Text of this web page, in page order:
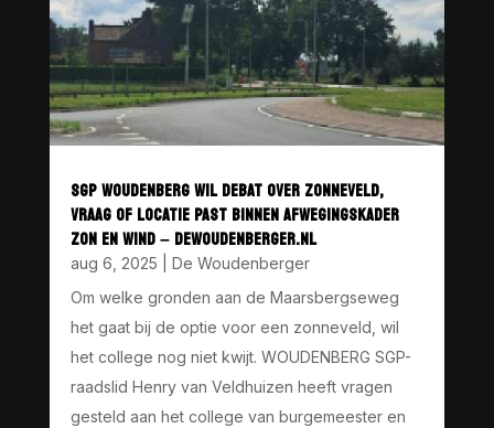
SGP WOUDENBERG WIL DEBAT OVER ZONNEVELD,
VRAAG OF LOCATIE PAST BINNEN AFWEGINGSKADER
ZON EN WIND – DEWOUDENBERGER.NL
aug 6, 2025
De Woudenberger
Om welke gronden aan de Maarsbergseweg
het gaat bij de optie voor een zonneveld, wil
het college nog niet kwijt. WOUDENBERG SGP-
raadslid Henry van Veldhuizen heeft vragen
gesteld aan het college van burgemeester en